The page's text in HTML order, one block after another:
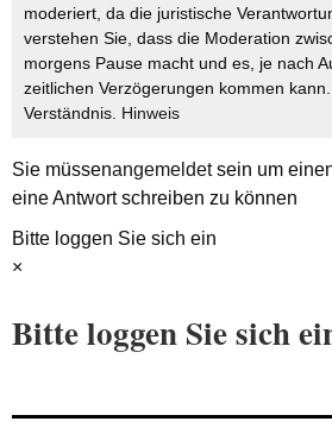
moderiert, da die juristische
verstehen Sie, dass die Moderation
morgens Pause macht und es, je nach
zeitlichen Verzögerungen kommen
Verständnis. Hinweis
Sie müssenangemeldetsein um
eine Antwort schreiben zu können
Bitte loggen Sie sich ein
×
Bitte loggen Sie sich